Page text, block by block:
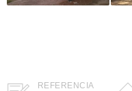
REFERENCIA